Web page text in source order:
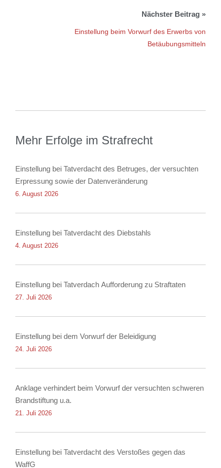
Einstellung beim Vorwurf des Erwerbs von
Betäubungsmitteln
Mehr Erfolge im Strafrecht
Einstellung bei Tatverdacht des Betruges, der versuchten
Erpressung sowie der Datenveränderung
6. August 2026
Einstellung bei Tatverdacht des Diebstahls
4. August 2026
Einstellung bei Tatverdach Aufforderung zu Straftaten
27. Juli 2026
Einstellung bei dem Vorwurf der Beleidigung
24. Juli 2026
Anklage verhindert beim Vorwurf der versuchten schweren
Brandstiftung u.a.
21. Juli 2026
Einstellung bei Tatverdacht des Verstoßes gegen das
WaffG